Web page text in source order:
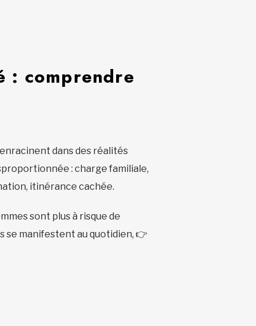
: comprendre
dans des réalités
: charge familiale,
itinérance cachée.
sont plus à risque de
manifestent au quotidien, 👉